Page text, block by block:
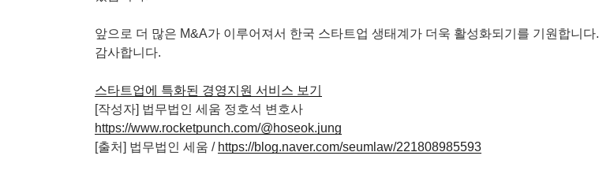
앞으로 더 많은 M&A가 이루어져서 한국 스타트업 생태계가 더욱 활성화되기를 기원합니다.
감사합니다.
스타트업에 특화된 경영지원 서비스 보기
[작성자] 법무법인 세움 정호석 변호사
https://www.rocketpunch.com/@hoseok.jung
[출처] 법무법인 세움 / https://blog.naver.com/seumlaw/221808985593